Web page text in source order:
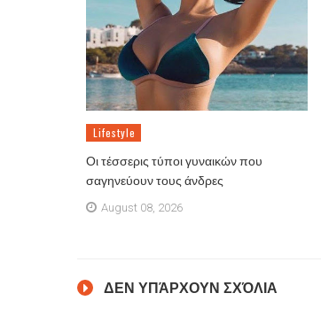
Lifestyle
Οι τέσσερις τύποι γυναικών που
σαγηνεύουν τους άνδρες
August 08, 2026
ΔΕΝ ΥΠΆΡΧΟΥΝ ΣΧΌΛΙΑ